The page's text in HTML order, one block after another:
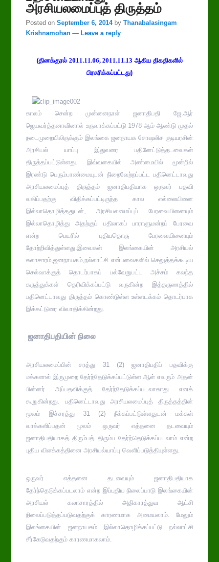
அரசியலமைப்புத் திருத்தம்
Posted onSeptember 6, 2014 byThanabalasingam
Krishnamohan —Leave a reply
(தினக்குரல் 2011.11.06, 2011.11.13 ஆகிய திகதிகளில்
பிரசுரிக்கப்பட்டது)
காலம் சென்ற முன்னைநாள் ஜனாதிபதி ஜே.ஆர்
ஜெயவர்த்தனாவினால் உருவாக்கப்பட்டு 1978 ஆம் ஆண்டு முதல்
நடைமுறையிலிருக்கும் இலங்கை ஜனநாயக சோஷலிச குடியரசின்
அரசியல் யாப்பு இதுவரை பதினேட்டுத்தடவைகள்
திருத்தப்பட்டுள்ளது. இவ்வகையில் அண்மையில் மூன்றில்
இரண்டு பெரும்பாண்மையுடன் நிறைவேற்றப்பட்ட பதினெட்டாவது
அரசியலமைப்புத் திருத்தம் ஜனாதிபதியாக ஒருவர் பதவி
வகிப்பதற்கு விதிக்கப்பட்டிருந்த கால எல்லையினை
இல்லாதொழித்ததுடன், அரசியலமைப்புப் பேரவையினையும்
இல்லாதொழித்து அதற்குப் பதிலாகப் பாராளுமன்றப் பேரவை
என்ற பெயரில் புதியதொரு பேரவையினையும்
தோற்றிவித்துள்ளது.இவைகள் இலங்கையின் அரசியல்
கலாசாரம்,ஜனநாயகம்,நல்லாட்சி என்பவைகளில் செலுத்தக்கூடிய
செல்வாக்குத் தொடர்பாகப் பல்வேறுபட்ட அச்சம் கலந்த
கருத்துக்கள் தெரிவிக்கப்பட்டு வருகின்ற இத்தருணத்தில்
பதினெட்டாவது திருத்தம் கொண்டுள்ள உள்ளடக்கம் தொடர்பாக
இக்கட்டுரை விவாதிக்கின்றது.
ஜனாதிபதியின் நிலை
அரசியலமைப்பின் சரத்து 31 (2) ஜனாதிபதிப் பதவிக்கு
மக்களால் இருமுறை தேர்ந்தேடுக்கப்பட்டுள்ள ஆள் எவரும் அதன்
பின்னர் அப்பதவிக்குத் தேர்ந்தேடுக்கப்படலாகாது எனக்
கூறுகின்றது. பதினெட்டாவது அரசியலமைப்புத் திருத்தத்தின்
மூலம் இச்சரத்து 31 (2) நீக்கப்பட்டுள்ளதுடன் மக்கள்
வாக்களிப்பதன் மூலம் ஒருவர் எத்தனை தடவையும்
ஜனாதிபதியாகத் திரும்பத் திரும்ப தேர்ந்தெடுக்கப்படலாம் என்ற
புதிய விளக்கத்தினை அரசியல்யாப்பு வெளிப்படுத்தியுள்ளது.
ஒருவர் எத்தனை தடவையும் ஜனாதிபதியாக
தேர்ந்தெடுக்கப்படலாம் என்ற இப்புதிய நிலைப்பாடு இலங்கையின்
அரசியல் கலாசாரத்தில் அதிகாரத்துவ ஆட்சி
நிலைப்படுத்தப்படுவதற்குக் காரணமாக அமையலாம். மேலும்
இலங்கையின் ஜனநாயகம் இல்லாதொழிக்கப்பட்டு நல்லாட்சி
சீர்கேடுவதற்கும் காரணமாகலாம்.